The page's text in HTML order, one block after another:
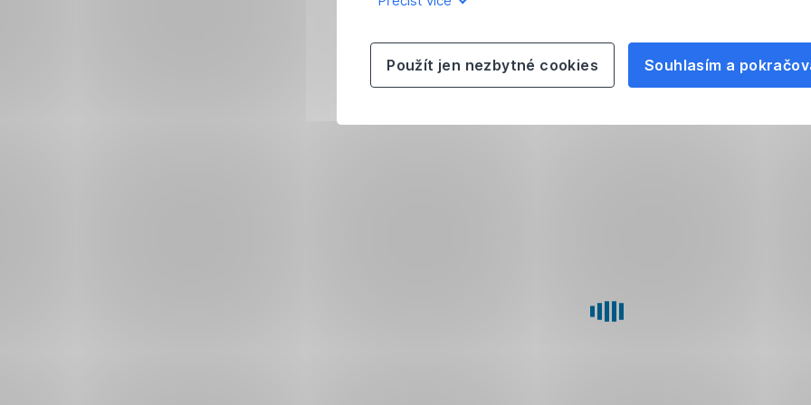
Souhlasím a
Použít jen nezbytné cookies